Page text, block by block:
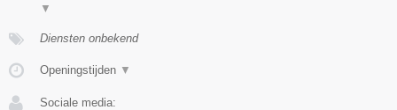
▼
Diensten onbekend
Openingstijden ▼
Sociale media: